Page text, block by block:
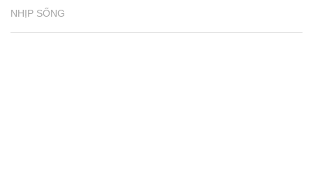
NHỊP SỐNG